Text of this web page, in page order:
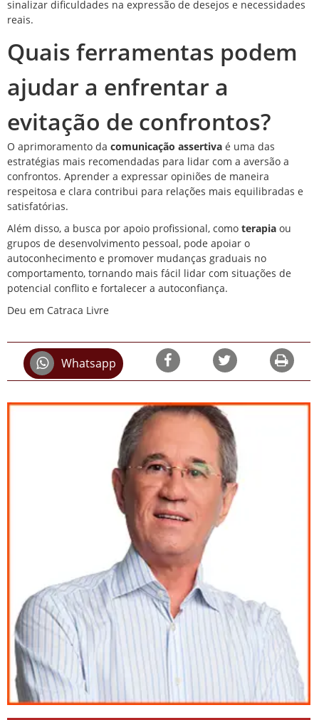
sinalizar dificuldades na expressão de desejos e necessidades
reais.
Quais ferramentas podem
ajudar a enfrentar a
evitação de confrontos?
O aprimoramento da comunicação assertiva é uma das
estratégias mais recomendadas para lidar com a aversão a
confrontos. Aprender a expressar opiniões de maneira
respeitosa e clara contribui para relações mais equilibradas e
satisfatórias.
Além disso, a busca por apoio profissional, como terapia ou
grupos de desenvolvimento pessoal, pode apoiar o
autoconhecimento e promover mudanças graduais no
comportamento, tornando mais fácil lidar com situações de
potencial conflito e fortalecer a autoconfiança.
Deu em Catraca Livre
Whatsapp